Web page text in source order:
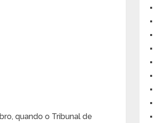
quando o Tribunal de